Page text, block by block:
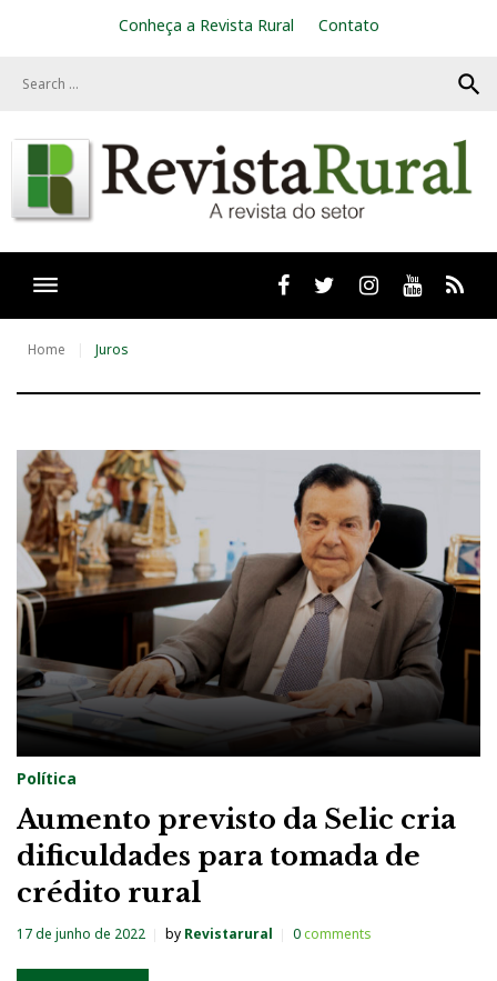
Conheça a Revista Rural Contato
search
Facebooktwitter Instagram
Youtube
Home Juros
T
a
g
J
u
r
o
s
Política
Aumento previsto da Selic cria
dificuldades para tomada de
crédito rural
17 de junho de 2022 by Revistarural 0comments